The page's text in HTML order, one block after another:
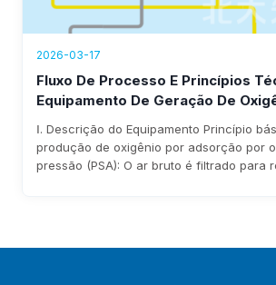
2026-03-17
Fluxo De Processo E Princípios
Equipamento De Geração De
/h Da PKU Pioneer
Ⅰ. Descrição do Equipamento Princípio
produção de oxigênio por adsorção por
pressão (PSA): O ar bruto é filtrado para